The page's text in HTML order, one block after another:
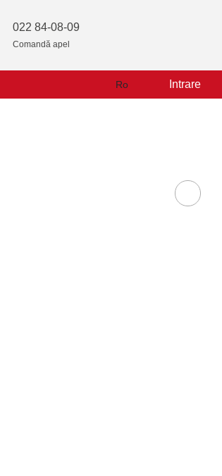
022 84-08-09
Comandă apel
Ro Intrare